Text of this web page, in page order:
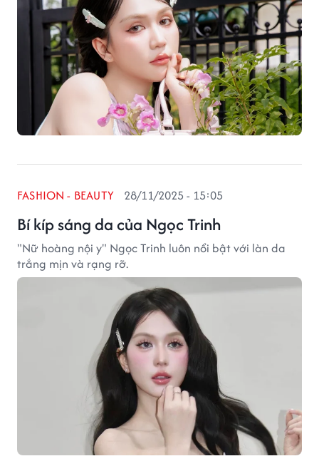
Bí kíp sáng da của Ngọc Trinh
FASHION - BEAUTY 28/11/2025 - 15:05
"Nữ hoàng nội y" Ngọc Trinh luôn nổi bật với làn da
trắng mịn và rạng rỡ.